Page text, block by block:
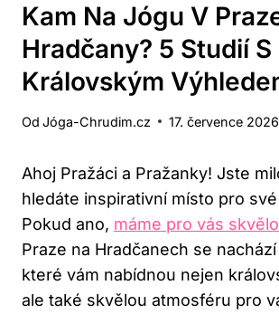
Kam Na Jógu V
Hradčany? 5 Studií S
Královským
Od Jóga-Chrudim.cz 17. července 2026
Ahoj Pražáci a Pražanky! Jste
hledáte inspirativní místo pro
Pokud ano, máme pro vás
Praze na Hradčanech se
které vám nabídnou nejen
ale také skvělou atmosféru pro